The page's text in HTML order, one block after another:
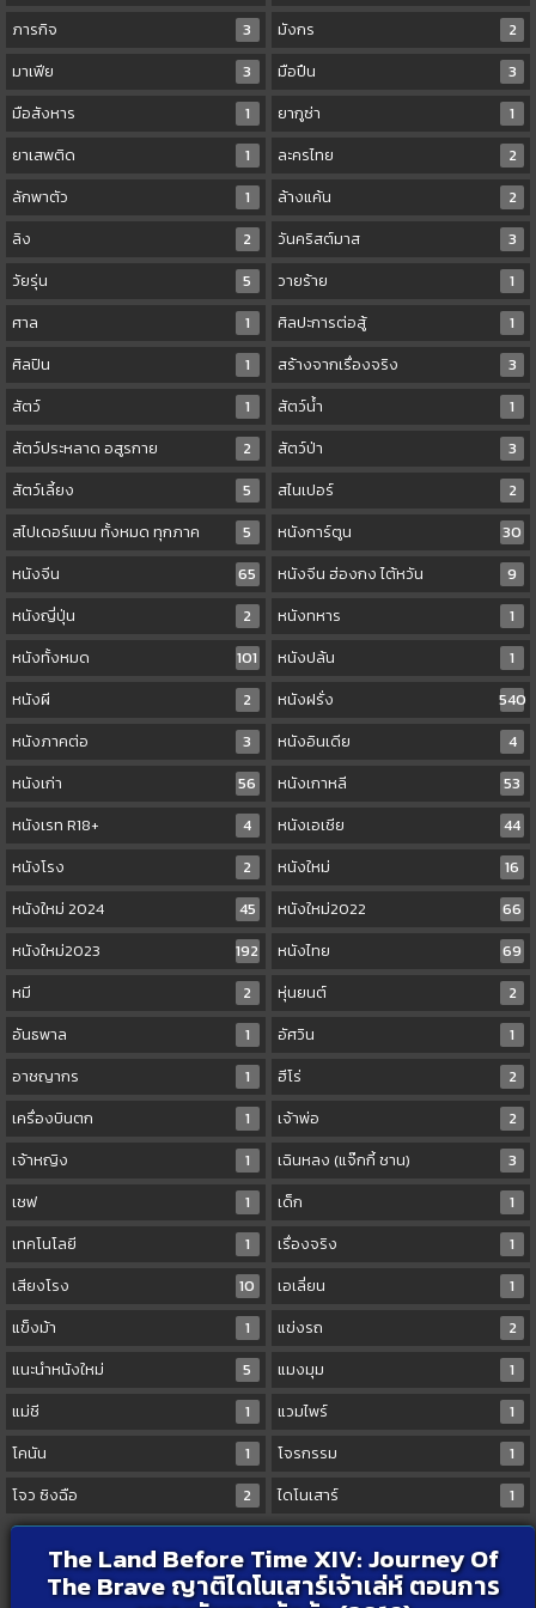
ภารกิจ 3 มังกร
2
มาเฟีย
3 มือปืน
3
มือสังหาร
1 ยากูซ่า
1
ยาเสพติด
1 ละครไทย
2
ลักพาตัว
1 ล้างแค้น
2
ลิง
2 วันคริสต์มาส
3
วัยรุ่น
5 วายร้าย
1
ศาล
1 ศิลปะการต่อสู้
1
ศิลปิน
1 สร้างจากเรื่องจริง
3
สัตว์
1 สัตว์น้ำ
1
สัตว์ประหลาด อสูรกาย
2 สัตว์ป่า
3
สัตว์เลี้ยง
5 สไนเปอร์
2
สไปเดอร์แมน ทั้งหมด ทุกภาค
5 หนังการ์ตูน
30
หนังจีน
65 หนังจีน ฮ่องกง ไต้หวัน
9
หนังญี่ปุ่น
2 หนังทหาร
1
หนังทั้งหมด
101 หนังปล้น
1
หนังผี
2 หนังฝรั่ง
540
หนังภาคต่อ
3 หนังอินเดีย
4
หนังเก่า
56 หนังเกาหลี
53
หนังเรท R18+
4 หนังเอเชีย
44
หนังโรง
2 หนังใหม่
16
หนังใหม่ 2024
45 หนังใหม่2022
66
หนังใหม่2023
192 หนังไทย
69
หมี
2 หุ่นยนต์
2
อันธพาล
1 อัศวิน
1
อาชญากร
1 ฮีโร่
2
เครื่องบินตก
1 เจ้าพ่อ
2
เจ้าหญิง
1 เฉินหลง (แจ๊กกี้ ชาน)
3
เชฟ
1 เด็ก
1
เทคโนโลยี
1 เรื่องจริง
1
เสียงโรง
10 เอเลี่ยน
1
แข็งม้า
1 แข่งรถ
2
แนะนำหนังใหม่
5 แมงมุม
1
แม่ชี
1 แวมไพร์
1
โคนัน
1 โจรกรรม
1
โจว ซิงฉือ
2 ไดโนเสาร์ 1
The Land Before Time XIV: Journey Of
The Brave ญาติไดโนเสาร์เจ้าเล่ห์ ตอนการ